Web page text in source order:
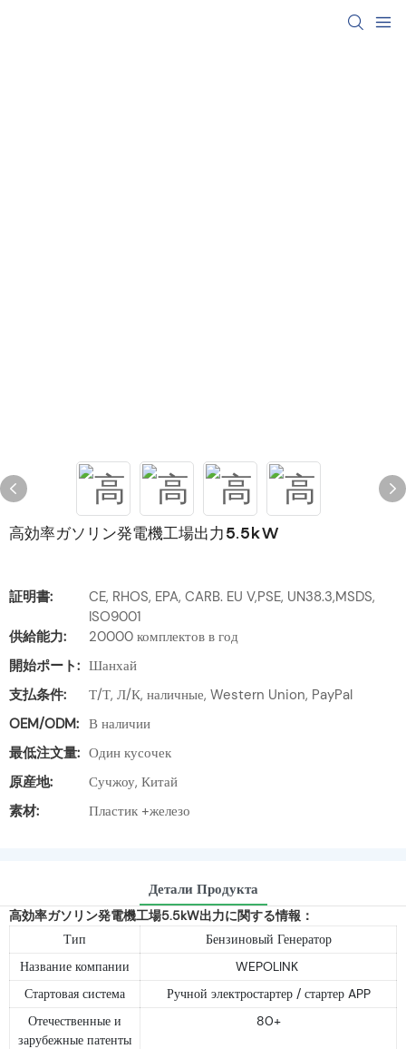
高効率ガソリン発電機工場出力5.5kW
証明書:
CE, RHOS, EPA, CARB. EU V,PSE, UN38.3,MSDS,
ISO9001
供給能力:
20000 комплектов в год
開始ポート: Шанхай
支払条件:
Т/Т, Л/К, наличные, Western Union, PayPal
OEM/ODM: В наличии
最低注文量: Один кусочек
原産地:
Сучжоу, Китай
素材:
Пластик +железо
Детали Продукта
高効率ガソリン発電機工場5.5kW出力に関する情報：
Тип
Бензиновый Генератор
Название компании
WEPOLINK
Стартовая система
Ручной электростартер / стартер APP
Отечественные и
зарубежные патенты
80+